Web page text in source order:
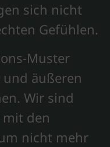
sich nicht
Gefühlen.
Muster
äußeren
Wir sind
den
nicht mehr